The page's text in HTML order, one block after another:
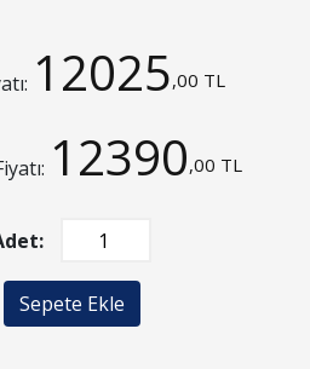
12025,00 TL
12390,00 TL
Sepete Ekle